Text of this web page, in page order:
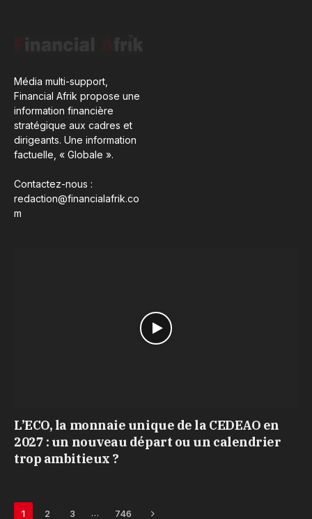
Média multi-support,
Financial Afrik propose une
information financière
stratégique aux cadres et
dirigeants. Une information
factuelle, « Globale ».
Contactez-nous :
redaction@financialafrik.co
m
L’ECO, la monnaie unique de la CEDEAO en
2027 : un nouveau départ ou un calendrier
trop ambitieux ?
1 2 3 … 746 Next